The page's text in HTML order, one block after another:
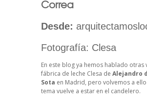
Correa
Desde:
Fotografía: Clesa
En este blog ya hemos hablado otras
fábrica de leche Clesa de Alejandro
Sota en Madrid, pero volvemos a
tema vuelve a estar en el candelero.